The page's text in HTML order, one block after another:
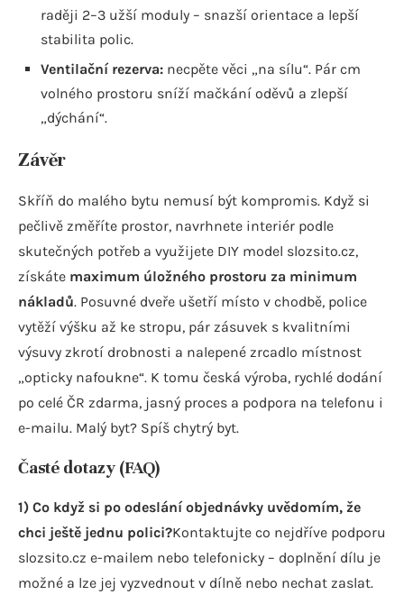
raději 2–3 užší moduly – snazší orientace a lepší
stabilita polic.
Ventilační rezerva: necpěte věci „na sílu“. Pár cm
volného prostoru sníží mačkání oděvů a zlepší
„dýchání“.
Závěr
Skříň do malého bytu nemusí být kompromis. Když si
pečlivě změříte prostor, navrhnete interiér podle
skutečných potřeb a využijete DIY model slozsito.cz,
získáte maximum úložného prostoru za minimum
nákladů. Posuvné dveře ušetří místo v chodbě, police
vytěží výšku až ke stropu, pár zásuvek s kvalitními
výsuvy zkrotí drobnosti a nalepené zrcadlo místnost
„opticky nafoukne“. K tomu česká výroba, rychlé dodání
po celé ČR zdarma, jasný proces a podpora na telefonu i
e-mailu. Malý byt? Spíš chytrý byt.
Časté dotazy (FAQ)
1) Co když si po odeslání objednávky uvědomím, že
chci ještě jednu polici?Kontaktujte co nejdříve podporu
slozsito.cz e-mailem nebo telefonicky – doplnění dílu je
možné a lze jej vyzvednout v dílně nebo nechat zaslat.